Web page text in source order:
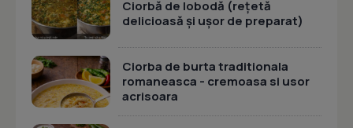
Ciorbă de lobodă (rețetă
delicioasă și ușor de preparat)
Ciorba de burta traditionala
romaneasca - cremoasa si usor
acrisoara